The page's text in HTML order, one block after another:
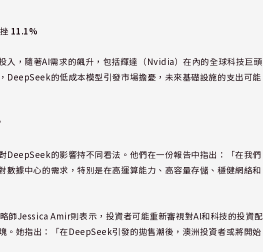
11.1%
入，隨著AI需求的飆升，包括輝達（Nvidia）在內的全球科技巨頭
DeepSeek的低成本模型引發市場擔憂，未來基礎設施的支出可能
DeepSeek的影響持不同看法。他們在一份報告中指出：「在我們
據中心的需求，特別是在高運算能力、高容量存儲、穩健網絡和
師Jessica Amir則表示，投資者可能重新審視對AI和科技的投資配
。她指出：「在DeepSeek引發的拋售潮後，澳洲投資者或將開始